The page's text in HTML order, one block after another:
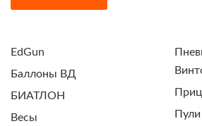
EdGun
Баллоны ВД
БИАТЛОН
Весы